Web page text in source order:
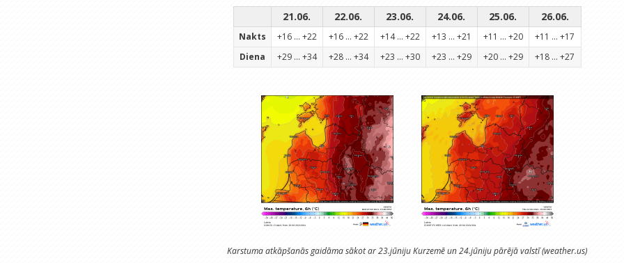
21.06. 22.06. 23.06. 24.06. 25.06. 26.06.
Nakts +16 ... +22 +16 ... +22 +14 ... +22 +13 ... +21 +11 ... +20
+11 ... +17
Diena
+29 ... +34 +28 ... +34 +23 ... +30 +23 ... +29 +20 ... +29 +18 ... +27
Karstuma atkāpšanās gaidāma sākot ar 23.jūniju Kurzemē un 24.jūniju pārējā valstī (weather.us)